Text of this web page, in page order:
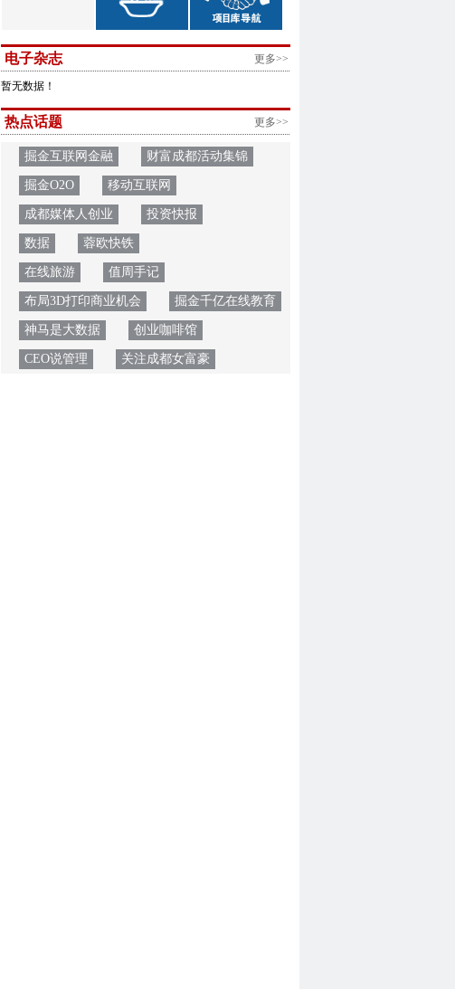
更多>>
电子杂志
暂无数据！
更多>>
热点话题
掘金互联网金融 财富成都活动集锦
掘金O2O 移动互联网
成都媒体人创业 投资快报
数据 蓉欧快铁
在线旅游 值周手记
布局3D打印商业机会 掘金千亿在线教育
神马是大数据 创业咖啡馆
CEO说管理 关注成都女富豪